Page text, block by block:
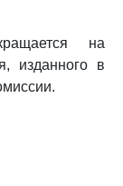
на
изданного в